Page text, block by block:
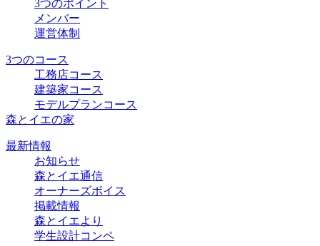
3つのポイント
メンバー
運営体制
3つのコース
工務店コース
建築家コース
モデルプランコース
森とイエの家
最新情報
お知らせ
森とイエ通信
オーナーズボイス
掲載情報
森とイエより
学生設計コンペ